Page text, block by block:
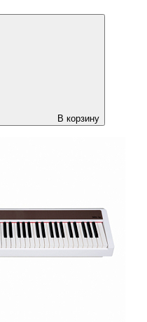
В корзину